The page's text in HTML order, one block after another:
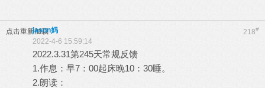
点击重新加载 218#
jason妈
2022-4-6 15:59:14
2022.3.31第245天常规反馈
1.作息：早7：00起床晚10：30睡。
2.朗读：